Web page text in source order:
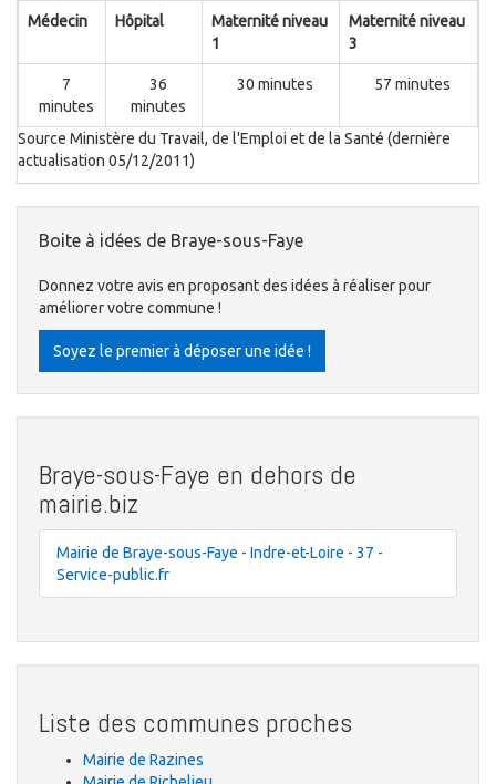
Médecin Hôpital
Maternité niveau
1
Maternité niveau
3
7
minutes
36
minutes
30 minutes 57 minutes
Source Ministère du Travail, de l'Emploi et de la Santé (dernière
actualisation 05/12/2011)
Boite à idées de Braye-sous-Faye
Donnez votre avis en proposant des idées à réaliser pour
améliorer votre commune !
Soyez le premier à déposer une idée !
Braye-sous-Faye en dehors de
mairie.biz
Mairie de Braye-sous-Faye - Indre-et-Loire - 37 -
Service-public.fr
Liste des communes proches
Mairie de Razines